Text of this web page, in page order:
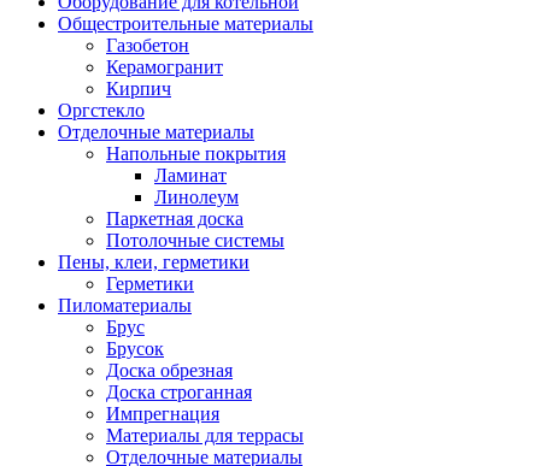
Общестроительные материалы
Газобетон
Керамогранит
Кирпич
Оргстекло
Отделочные материалы
Напольные покрытия
Ламинат
Линолеум
Паркетная доска
Потолочные системы
Пены, клеи, герметики
Герметики
Пиломатериалы
Брус
Брусок
Доска обрезная
Доска строганная
Импрегнация
Материалы для террасы
Отделочные материалы